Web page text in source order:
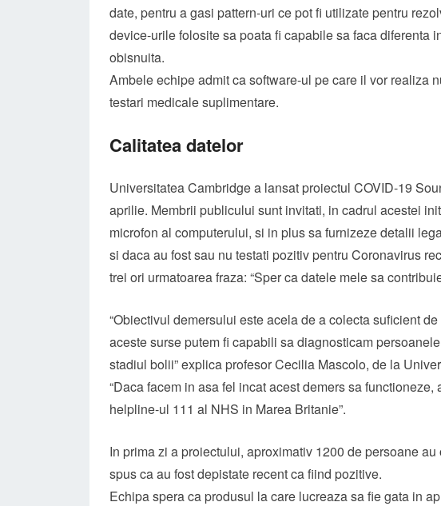
date, pentru a gasi pattern-uri ce pot fi utilizate pentru
device-urile folosite sa poata fi capabile sa faca diferenta
obisnuita.
Ambele echipe admit ca software-ul pe care il vor realiza
testari medicale suplimentare.
Calitatea datelor
Universitatea Cambridge a lansat proiectul COVID-19
aprilie. Membrii publicului sunt invitati, in cadrul acestei
microfon al computerului, si in plus sa furnizeze detalii
si daca au fost sau nu testati pozitiv pentru Coronavirus
trei ori urmatoarea fraza: “Sper ca datele mele sa
“Obiectivul demersului este acela de a colecta suficient
aceste surse putem fi capabili sa diagnosticam
stadiul bolii” explica profesor Cecilia Mascolo, de la
“Daca facem in asa fel incat acest demers sa
helpline-ul 111 al NHS in Marea Britanie”.
In prima zi a proiectului, aproximativ 1200 de persoane
spus ca au fost depistate recent ca fiind pozitive.
Echipa spera ca produsul la care lucreaza sa fie gata in